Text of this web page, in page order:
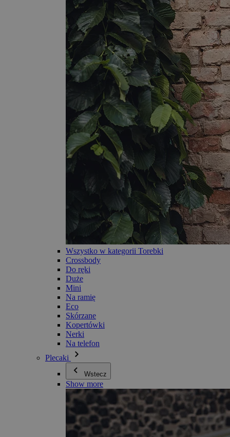
Wszystko w kategorii Torebki
Crossbody
Do ręki
Duże
Mini
Na ramię
Eco
Skórzane
Kopertówki
Nerki
Na telefon
Plecaki
Wstecz
Show more